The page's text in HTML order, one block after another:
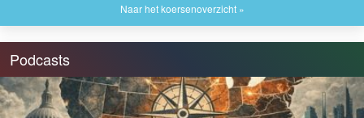
Naar het koersenoverzicht »
Podcasts